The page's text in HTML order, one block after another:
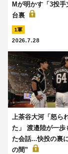
Mが明かす「3投
台裏
1軍
2026.7.28
上茶谷大河「怒ら
た」 渡邉陸が一歩
た会話...快投の裏
の間”